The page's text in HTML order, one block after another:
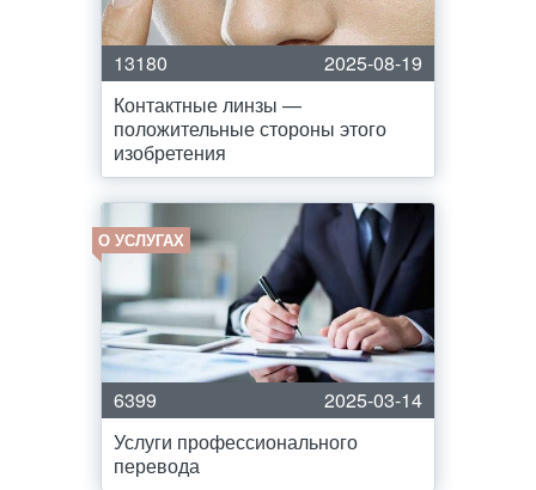
13180
2025-08-19
Контактные линзы —
положительные стороны этого
изобретения
О УСЛУГАХ
6399
2025-03-14
Услуги профессионального
перевода